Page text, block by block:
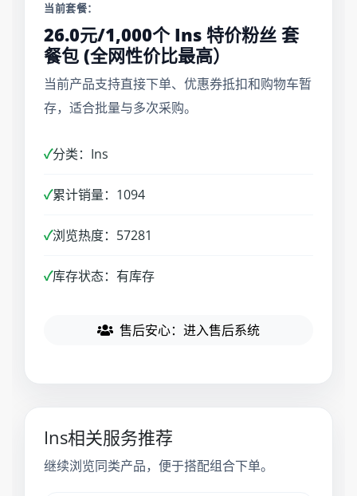
当前套餐：
26.0元/1,000个 Ins 特价粉丝 套
餐包 (全网性价比最高）
当前产品支持直接下单、优惠券抵扣和购物车暂
存，适合批量与多次采购。
✓分类：Ins
✓累计销量：1094
✓浏览热度：57281
✓库存状态：有库存
售后安心：进入售后系统
Ins相关服务推荐
继续浏览同类产品，便于搭配组合下单。